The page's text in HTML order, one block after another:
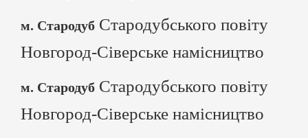
м. Стародуб Стародубського повіту
Новгород-Сіверське намісництво
м. Стародуб Стародубського повіту
Новгород-Сіверське намісництво